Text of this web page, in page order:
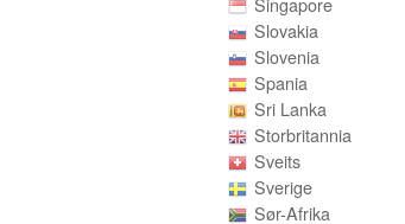
Slovakia
Slovenia
Spania
Sri Lanka
Storbritannia
Sveits
Sverige
Sør-Afrika